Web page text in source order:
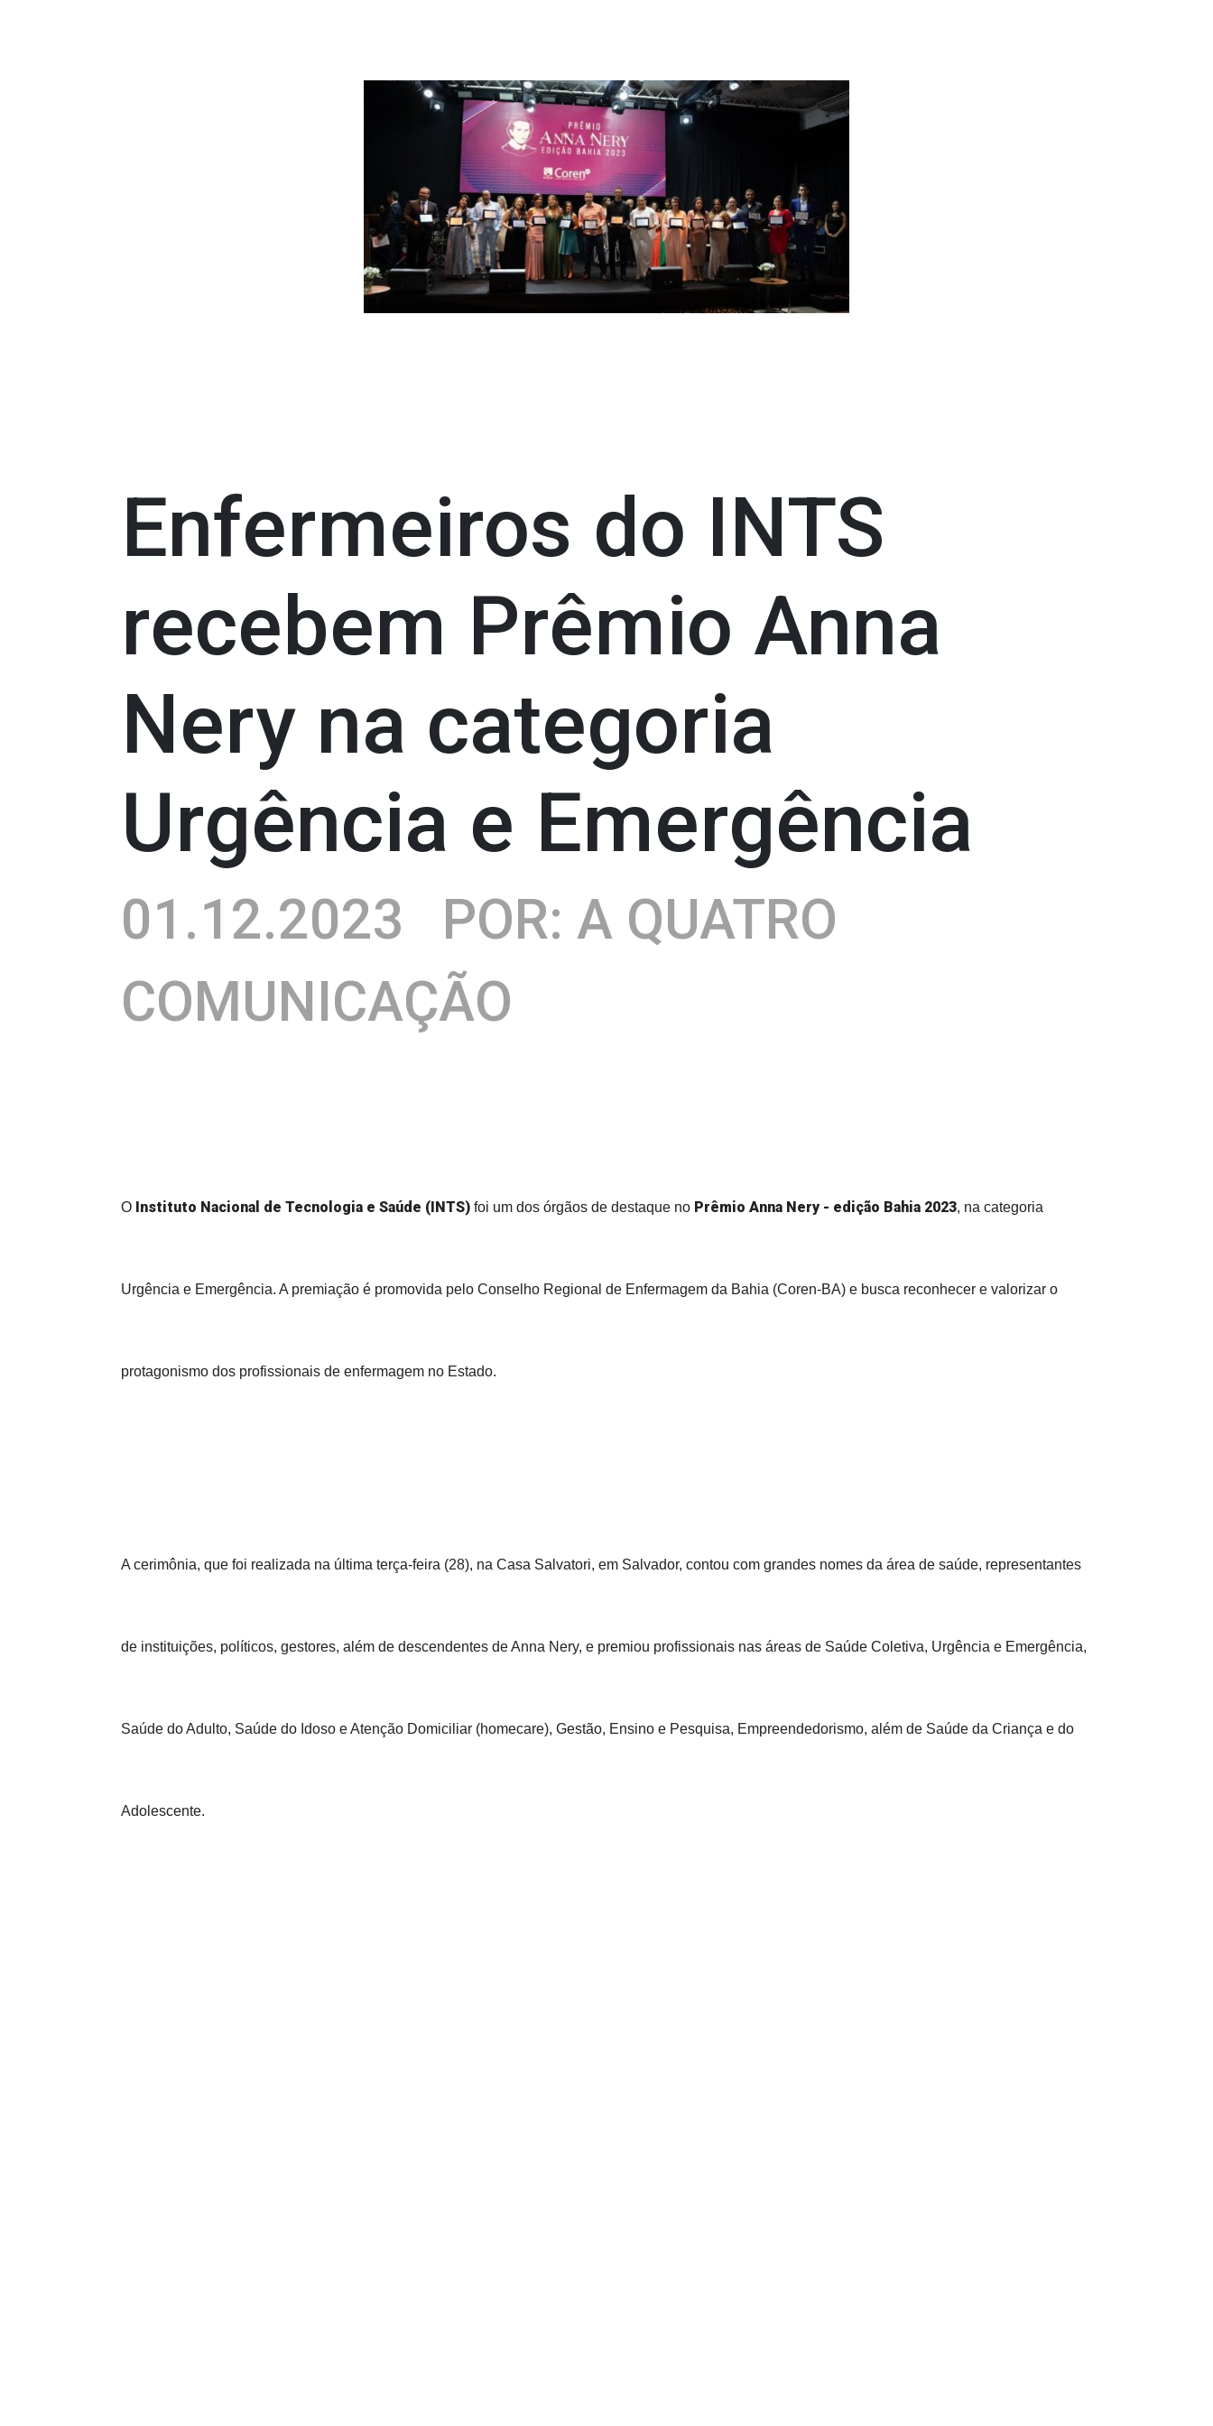
Enfermeiros do INTS
recebem Prêmio Anna
Nery na categoria
Urgência e Emergência
01.12.2023
POR: A QUATRO
COMUNICAÇÃO
O Instituto Nacional de Tecnologia e Saúde (INTS) foi um dos órgãos de destaque no Prêmio Anna Nery - edição Bahia 2023, na categoria
Urgência e Emergência. A premiação é promovida pelo Conselho Regional de Enfermagem da Bahia (Coren-BA) e busca reconhecer e valorizar o
protagonismo dos profissionais de enfermagem no Estado.
A cerimônia, que foi realizada na última terça-feira (28), na Casa Salvatori, em Salvador, contou com grandes nomes da área de saúde, representantes
de instituições, políticos, gestores, além de descendentes de Anna Nery, e premiou profissionais nas áreas de Saúde Coletiva, Urgência e Emergência,
Saúde do Adulto, Saúde do Idoso e Atenção Domiciliar (homecare), Gestão, Ensino e Pesquisa, Empreendedorismo, além de Saúde da Criança e do
Adolescente.